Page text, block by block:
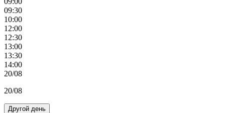
09:30
10:00
12:00
12:30
13:00
13:30
14:00
20/08
20/08
Другой день